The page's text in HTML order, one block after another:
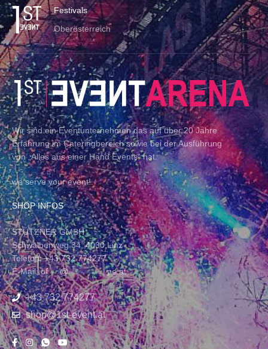
Festivals
Oberösterreich
Wir sind ein Eventunternehmen das auf über 20 Jahre
Erfahrung im Cateringbereich sowie bei der Ausführung
von „Alles aus einer Hand Events“ hat.
we serve your event!.
SHOP INFOS
STÜTZNER GMBH
Schwalbenweg 34, 4030 Linz
Telefon: +43 732 774277
E-Mail:of****@*************pe.at
+43 732 774277
shop@1st-event.at